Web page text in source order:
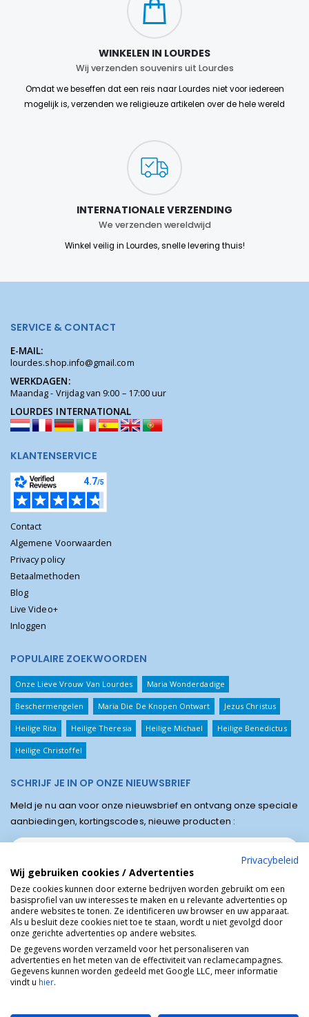
WINKELEN IN LOURDES
Wij verzenden souvenirs uit Lourdes
Omdat we beseffen dat een reis naar Lourdes niet voor iedereen
mogelijk is, verzenden we religieuze artikelen over de hele wereld
INTERNATIONALE VERZENDING
We verzenden wereldwijd
Winkel veilig in Lourdes, snelle levering thuis!
SERVICE & CONTACT
E-MAIL:
lourdes.shop.info@gmail.com
WERKDAGEN:
Maandag - Vrijdag van 9:00 – 17:00 uur
LOURDES INTERNATIONAL
KLANTENSERVICE
Contact
Algemene Voorwaarden
Privacy policy
Betaalmethoden
Blog
Live Video+
Inloggen
POPULAIRE ZOEKWOORDEN
Onze Lieve Vrouw Van Lourdes Maria Wonderdadige
Beschermengelen Maria Die De Knopen Ontwart Jezus Christus
Heilige Rita Heilige Theresia Heilige Michael Heilige Benedictus
Heilige Christoffel
SCHRIJF JE IN OP ONZE NIEUWSBRIEF
Meld je nu aan voor onze nieuwsbrief en ontvang onze speciale
aanbiedingen, kortingscodes, nieuwe producten :
Winkel van Lourdes © Religieuze online winkel van het bedevaartsoord
Lourdes in Frankrijk.
Privacybeleid
Wij gebruiken cookies / Advertenties
Deze cookies kunnen door externe bedrijven worden gebruikt om een
basisprofiel van uw interesses te maken en u relevante advertenties op
andere websites te tonen. Ze identificeren uw browser en uw apparaat.
Als u besluit deze cookies niet toe te staan, wordt u niet gevolgd door
onze gerichte advertenties op andere websites.
De gegevens worden verzameld voor het personaliseren van
advertenties en het meten van de effectiviteit van reclamecampagnes.
Gegevens kunnen worden gedeeld met Google LLC, meer informatie
vindt u hier.